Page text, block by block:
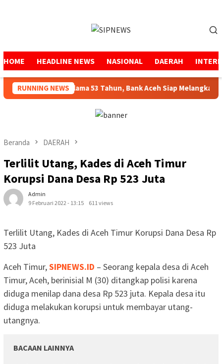
HOME HEADLINE NEWS NASIONAL DAERAH
RUNNING NEWS
Amanah Selama 53 Tahun, Bank Aceh Siap Melangkah
Beranda DAERAH
Terlilit Utang, Kades di Aceh Timur
Korupsi Dana Desa Rp 523 Juta
Admin
9 Februari 2022 - 13:15
611 views
Terlilit Utang, Kades di Aceh Timur Korupsi Dana Desa Rp
523 Juta
Aceh Timur,SIPNEWS.ID – Seorang kepala desa di Aceh
Timur, Aceh, berinisial M (30) ditangkap polisi karena
diduga menilap dana desa Rp 523 juta. Kepala desa itu
diduga melakukan korupsi untuk membayar utang-
utangnya.
BACAAN LAINNYA